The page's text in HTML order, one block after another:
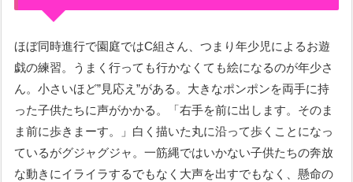
ほぼ同時進行で園庭ではC組さん、つまり年少児によるお遊
戯の練習。うまく行っても行かなくても絵になるのが年少さ
ん。小さいほど”見応え”がある。大きなポンポンを両手に持
った子供たちに声がかかる。「右手を前に出します。そのま
ま前に歩きまーす。」白く描いた丸に沿って歩くことになっ
ているがグジャグジャ。一筋縄ではいかない子供たちの奔放
な動きにイライラするでもなく大声を出すでもなく、懸命の